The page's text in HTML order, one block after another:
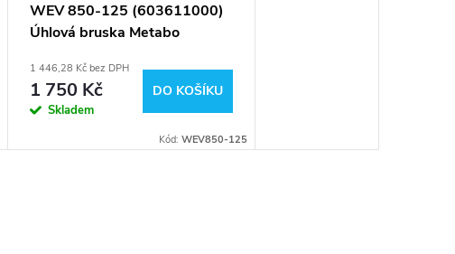
WEV 850-125 (603611000)
Úhlová bruska Metabo
1 446,28 Kč bez DPH
1 750 Kč
Skladem
DO KOŠÍKU
Kód: WEV850-125